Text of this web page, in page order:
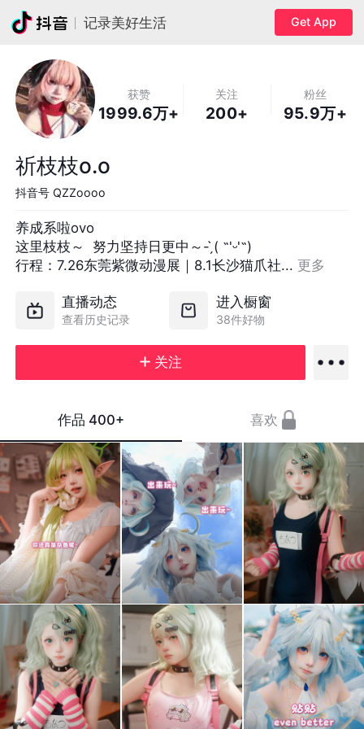
记录美好生活 Get App
获赞
1999.6万+
关注
200+
粉丝
95.9万+
祈枝枝o.o
抖音号 QZZoooo
养成系啦ovo
这里枝枝～  努力坚持日更中～- ̗̀( ˶'ᵕ'˶)
行程：7.26东莞紫微动漫展｜8.1长沙猫爪社... 更多
直播动态
查看历史记录
进入橱窗
38件好物
关注
作品 400+ 喜欢
有一
种母
粗来
丸呀
这期
会不